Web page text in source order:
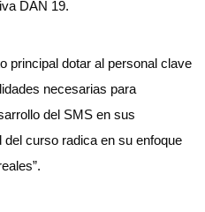
DAN 19.
principal dotar al personal clave
necesarias para
del SMS en sus
del curso radica en su enfoque